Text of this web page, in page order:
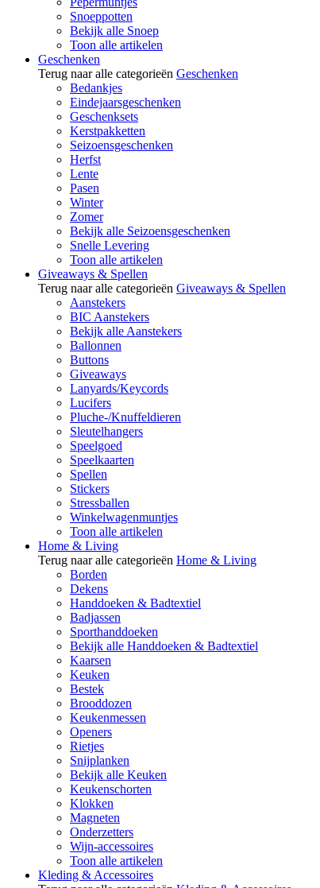
Snoeppotten
Bekijk alle Snoep
Toon alle artikelen
Geschenken
Terug naar alle categorieën Geschenken
Bedankjes
Eindejaarsgeschenken
Geschenksets
Kerstpakketten
Seizoensgeschenken
Herfst
Lente
Pasen
Winter
Zomer
Bekijk alle Seizoensgeschenken
Snelle Levering
Toon alle artikelen
Giveaways & Spellen
Terug naar alle categorieën Giveaways & Spellen
Aanstekers
BIC Aanstekers
Bekijk alle Aanstekers
Ballonnen
Buttons
Giveaways
Lanyards/Keycords
Lucifers
Pluche-/Knuffeldieren
Sleutelhangers
Speelgoed
Speelkaarten
Spellen
Stickers
Stressballen
Winkelwagenmuntjes
Toon alle artikelen
Home & Living
Terug naar alle categorieën Home & Living
Borden
Dekens
Handdoeken & Badtextiel
Badjassen
Sporthanddoeken
Bekijk alle Handdoeken & Badtextiel
Kaarsen
Keuken
Bestek
Brooddozen
Keukenmessen
Openers
Rietjes
Snijplanken
Bekijk alle Keuken
Keukenschorten
Klokken
Magneten
Onderzetters
Wijn-accessoires
Toon alle artikelen
Kleding & Accessoires